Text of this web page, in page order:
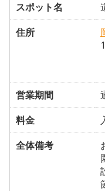
スポット名
住所
1
営業期間
料金
全体備考